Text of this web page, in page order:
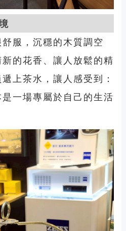
服，沉穩的木質調空
的花香、讓人放鬆的精
上茶水，讓人感受到：
一場專屬於自己的生活